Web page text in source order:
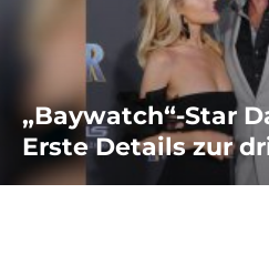
„Baywatch“-Star
Erste Details zur